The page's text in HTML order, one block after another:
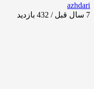
azhdari
7 سال قبل / 432
بازدید